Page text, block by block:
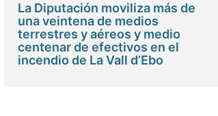
La Diputación moviliza más de
una veintena de medios
terrestres y aéreos y medio
centenar de efectivos en el
incendio de La Vall d’Ebo